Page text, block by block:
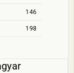
146
198